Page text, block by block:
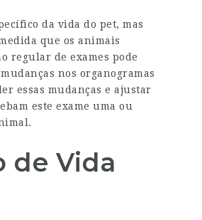
da vida do pet, mas
que os animais
regular de exames pode
nos organogramas
essas mudanças e ajustar
este exame uma ou
de Vida